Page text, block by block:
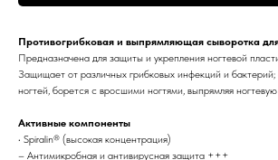
Противогрибковая и выпрямляющая сыворотка
Предназначена для защиты и укрепления ногтевой
Защищает от различных грибковых инфекций и бактерий;
ногтей, борется с вросшими ногтями, выпрямляя ногтевую
Активные компоненты
• Spiralin® (высокая концентрация)
– Антимикробная и антивирусная защита +++